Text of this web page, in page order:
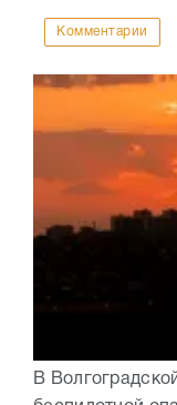
Комментарии
В